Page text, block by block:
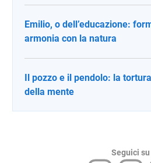
Emilio, o dell’educazione:
armonia con la natura
Il pozzo e il pendolo: la
della mente
Seguici su